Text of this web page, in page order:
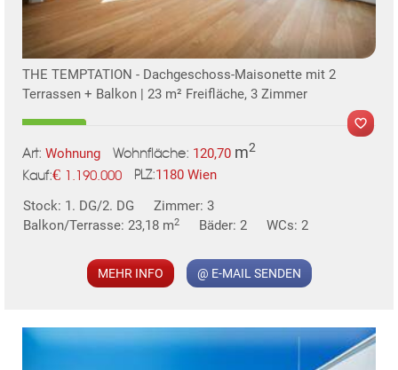
THE TEMPTATION - Dachgeschoss-Maisonette mit 2
Terrassen + Balkon | 23 m² Freifläche, 3 Zimmer
Art: Wohnung Wohnfläche: 120,70 m2
Kauf:€ 1.190.000 PLZ:1180 Wien
Stock: 1. DG/2. DG
Zimmer: 3
Balkon/Terrasse: 23,18 m2 Bäder: 2 WCs: 2
MEHR INFO @ E-MAIL SENDEN